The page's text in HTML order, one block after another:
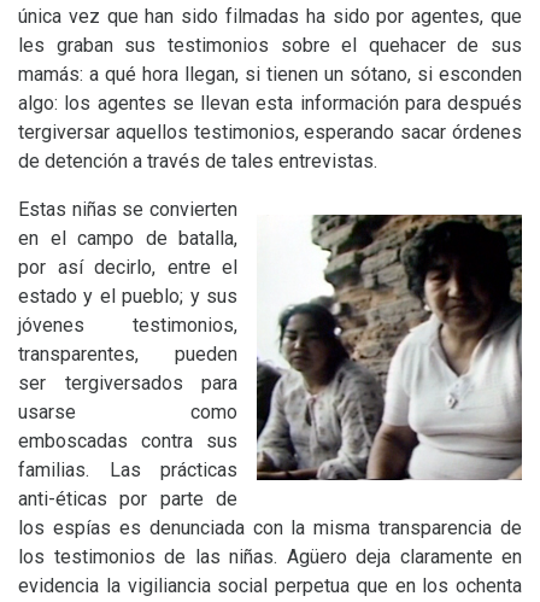
única vez que han sido filmadas ha sido por agentes, que
les graban sus testimonios sobre el quehacer de sus
mamás: a qué hora llegan, si tienen un sótano, si esconden
algo: los agentes se llevan esta información para después
tergiversar aquellos testimonios, esperando sacar órdenes
de detención a través de tales entrevistas.
Estas niñas se convierten
en el campo de batalla,
por así decirlo, entre el
estado y el pueblo; y sus
jóvenes testimonios,
transparentes, pueden
ser tergiversados para
usarse como
emboscadas contra sus
familias. Las prácticas
anti-éticas por parte de
los espías es denunciada con la misma transparencia de
los testimonios de las niñas. Agüero deja claramente en
evidencia la vigiliancia social perpetua que en los ochenta